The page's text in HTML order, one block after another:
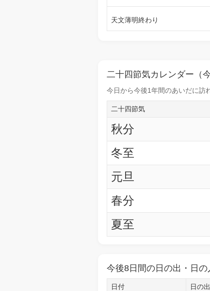
天文薄明終わり
二十四節気カレンダー（
今日から今後1年間のあいだに訪
二十四節気
秋分
冬至
元旦
春分
夏至
今後8日間の日の出・日の
日付 日の出